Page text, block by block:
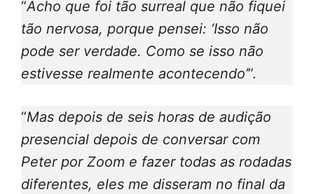
“Acho que foi tão surreal que não fiquei
tão nervosa, porque pensei: ‘Isso não
pode ser verdade. Como se isso não
estivesse realmente acontecendo’”.
“Mas depois de seis horas de audição
presencial depois de conversar com
Peter por Zoom e fazer todas as rodadas
diferentes, eles me disseram no final da